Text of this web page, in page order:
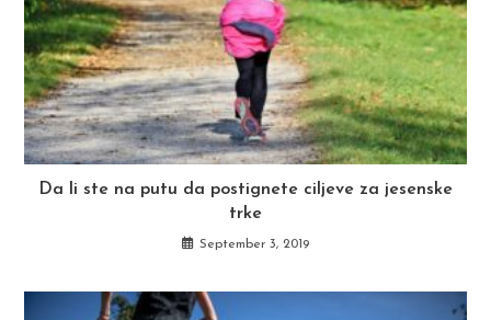
Da li ste na putu da postignete ciljeve za jesenske
trke
September 3, 2019